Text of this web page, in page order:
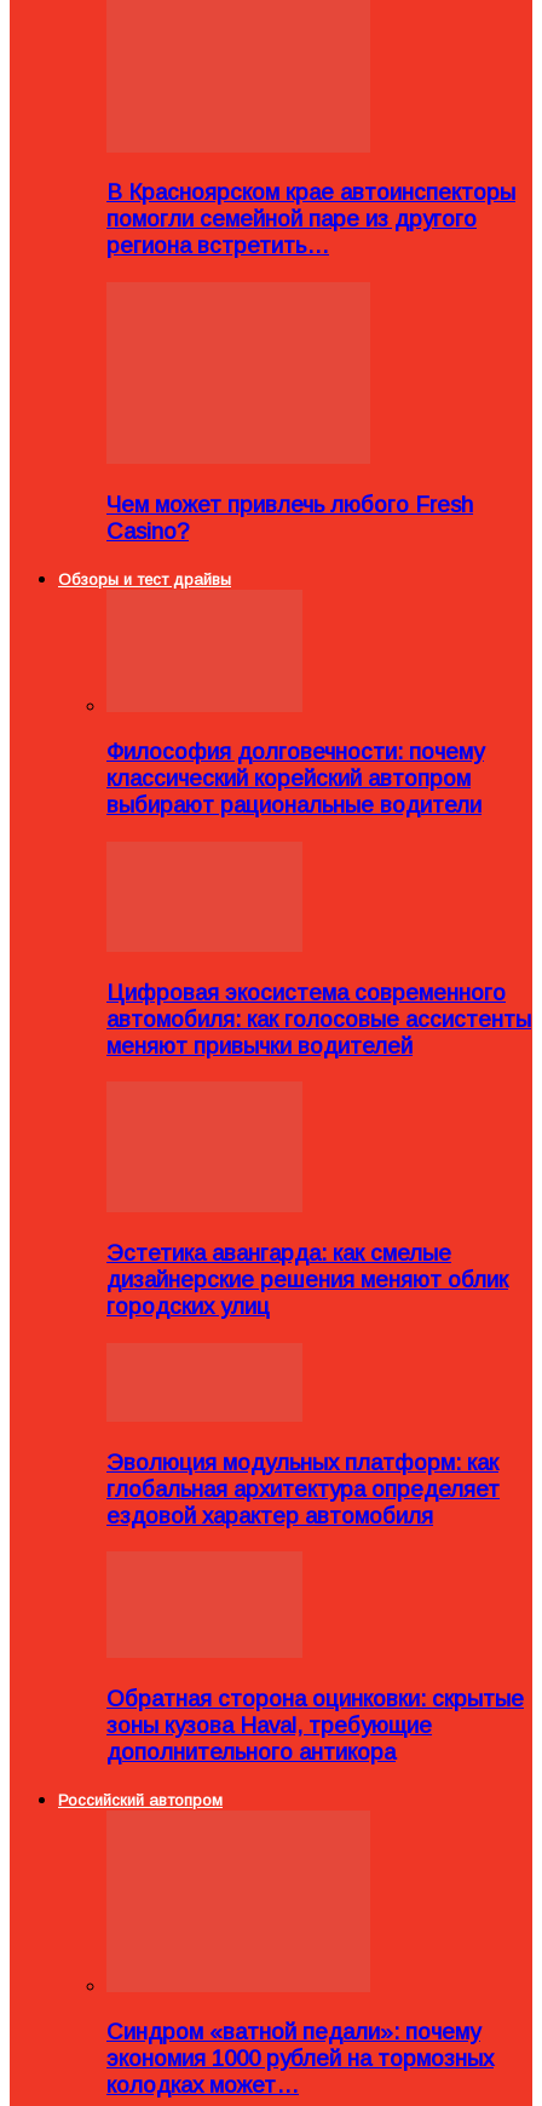
В Красноярском крае автоинспекторы
помогли семейной паре из другого
региона встретить…
Чем может привлечь любого Fresh
Casino?
Обзоры и тест драйвы
Философия долговечности: почему
классический корейский автопром
выбирают рациональные водители
Цифровая экосистема современного
автомобиля: как голосовые ассистенты
меняют привычки водителей
Эстетика авангарда: как смелые
дизайнерские решения меняют облик
городских улиц
Эволюция модульных платформ: как
глобальная архитектура определяет
ездовой характер автомобиля
Обратная сторона оцинковки: скрытые
зоны кузова Haval, требующие
дополнительного антикора
Российский автопром
Синдром «ватной педали»: почему
экономия 1000 рублей на тормозных
колодках может…